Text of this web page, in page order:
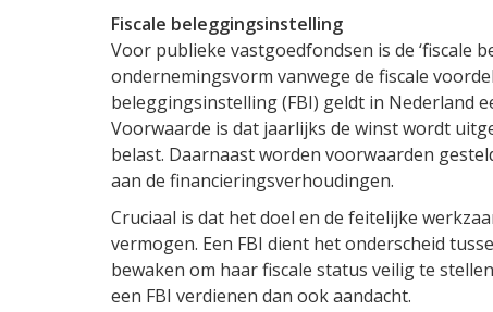
Fiscale beleggingsinstelling
Voor publieke vastgoedfondsen is de ‘fiscale
ondernemingsvorm vanwege de fiscale
beleggingsinstelling (FBI) geldt in Nederland
Voorwaarde is dat jaarlijks de winst wordt
belast. Daarnaast worden voorwaarden
aan de financieringsverhoudingen.
Cruciaal is dat het doel en de feitelijke
vermogen. Een FBI dient het onderscheid
bewaken om haar fiscale status veilig te
een FBI verdienen dan ook aandacht.